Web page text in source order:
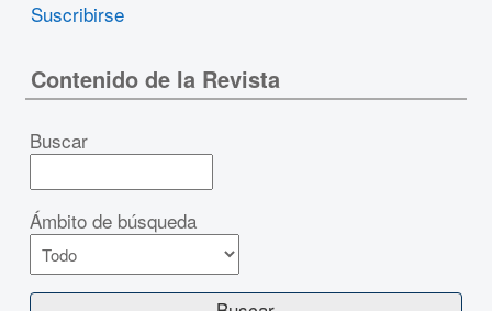
Suscribirse
Contenido de la Revista
Buscar
Ámbito de búsqueda